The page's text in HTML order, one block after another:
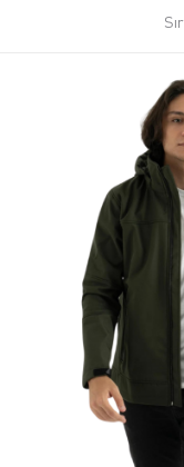
spor faaliyetlerinin
bir araya getirir.
ısı yalıtımı veya su
günlük hayata kadar